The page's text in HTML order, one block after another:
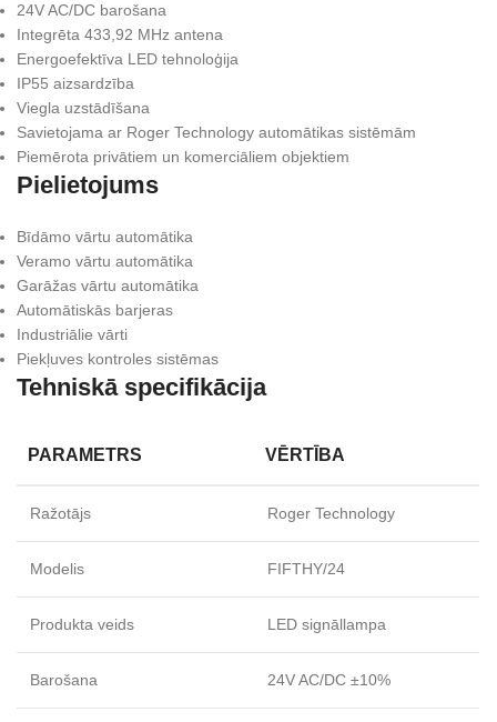
24V AC/DC barošana
Integrēta 433,92 MHz antena
Energoefektīva LED tehnoloģija
IP55 aizsardzība
Viegla uzstādīšana
Savietojama ar Roger Technology automātikas sistēmām
Piemērota privātiem un komerciāliem objektiem
Pielietojums
Bīdāmo vārtu automātika
Veramo vārtu automātika
Garāžas vārtu automātika
Automātiskās barjeras
Industriālie vārti
Piekļuves kontroles sistēmas
Tehniskā specifikācija
PARAMETRS VĒRTĪBA
Ražotājs Roger Technology
Modelis FIFTHY/24
Produkta veids LED signāllampa
Barošana 24V AC/DC ±10%